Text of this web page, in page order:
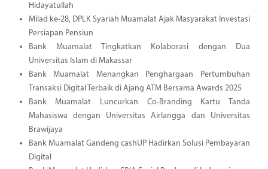
Hidayatullah
Milad ke-28, DPLK Syariah Muamalat Ajak Masyarakat Investasi
Persiapan Pensiun
Bank Muamalat Tingkatkan Kolaborasi dengan Dua
Universitas Islam di Makassar
Bank Muamalat Menangkan Penghargaan Pertumbuhan
Transaksi Digital Terbaik di Ajang ATM Bersama Awards 2025
Bank Muamalat Luncurkan Co-Branding Kartu Tanda
Mahasiswa dengan Universitas Airlangga dan Universitas
Brawijaya
Bank Muamalat Gandeng cashUP Hadirkan Solusi Pembayaran
Digital